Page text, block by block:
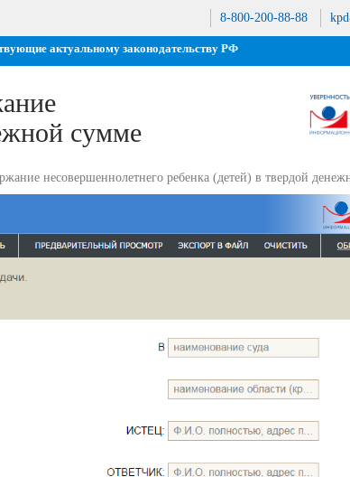
8-800-200-88-88
актуальному законодательству РФ
сумме
несовершеннолетнего ребенка (детей) в твердой